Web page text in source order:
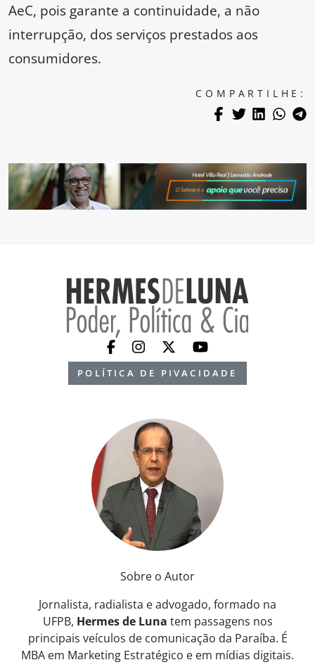
AeC, pois garante a continuidade, a não
interrupção, dos serviços prestados aos
consumidores.
COMPARTILHE:
POLÍTICA DE PIVACIDADE
Sobre o Autor
Jornalista, radialista e advogado, formado na
UFPB, Hermes de Luna tem passagens nos
principais veículos de comunicação da Paraíba. É
MBA em Marketing Estratégico e em mídias digitais.